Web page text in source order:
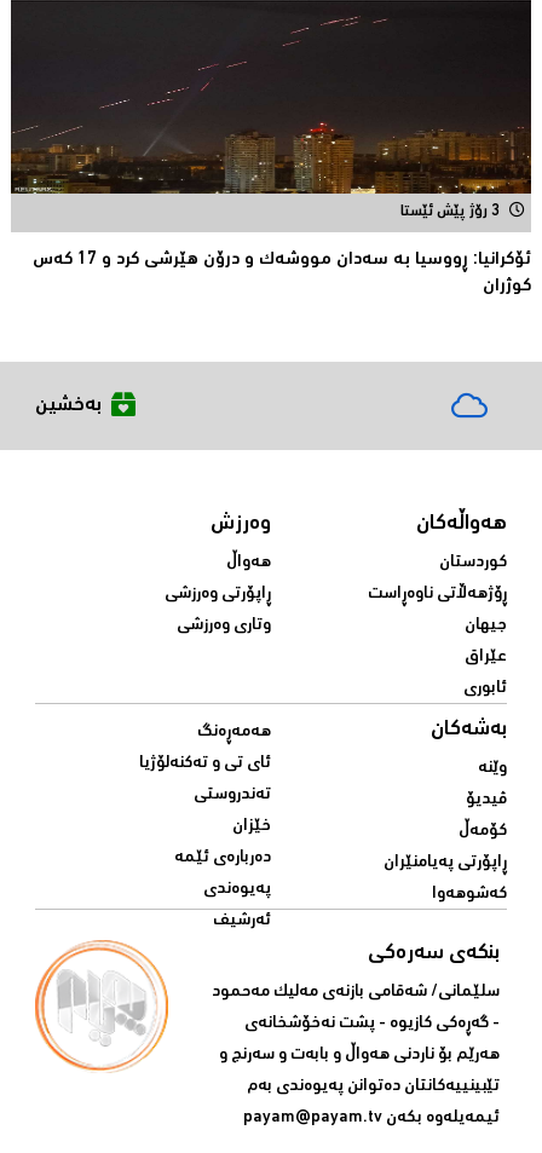
3 رۆژ پێش ئێستا
ئۆكرانیا: ڕووسیا به‌ سه‌دان مووشه‌ك و درۆن هێرشی كرد و 17 كه‌س
كوژران
بەخشین
هەواڵەکان
کوردستان
ڕۆژهەڵاتی ناوەڕاست
جیهان
عێراق
ئابوری
وەرزش
هەواڵ
ڕاپۆرتی وەرزشی
وتاری وەرزشی
بەشەکان
وێنە
ڤیدیۆ
کۆمەڵ
ڕاپۆرتی پەیامنێران
کەشوهەوا
هەمەڕەنگ
ئای تی و تەکنەلۆژیا
تەندروستی
خێزان
دەربارەی ئێمە
پەیوەندی
ئەرشیف
بنکەی سەرەکی
سلێمانی/ شه‌قامی بازنه‌ی مه‌لیک مه‌حمود
- گه‌ڕه‌کی کازیوه‌ - پشت نه‌خۆشخانه‌ی‌
هه‌رێم بۆ ناردنی‌ هه‌واڵ و بابه‌ت و سه‌رنج و
تێبینییه‌كانتان ده‌توانن په‌یوه‌ندی‌ به‌م
ئیمه‌یله‌وه‌ بكه‌ن payam@payam.tv